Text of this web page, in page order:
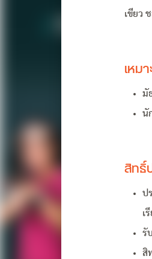
เขียว
เหม
มั
นั
สิทธิ์
ป
เ
รั
สิ